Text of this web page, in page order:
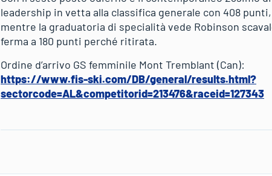
leadership in vetta alla classifica generale con 408
mentre la graduatoria di specialità vede Robinson
ferma a 180 punti perché ritirata.
Ordine d’arrivo GS femminile Mont Tremblant (Can):
https://www.fis-ski.com/DB/general/results.html?
sectorcode=AL&competitorid=213476&raceid=127343